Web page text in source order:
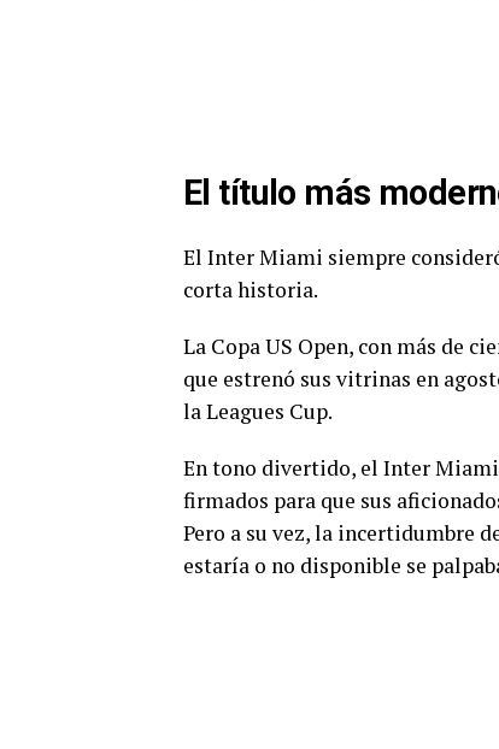
El título más
El Inter Miami siempre
corta historia.
La Copa US Open, con más de
que estrenó sus vitrinas en
la Leagues Cup.
En tono divertido, el Inter
firmados para que sus
Pero a su vez, la incertidumbre
estaría o no disponible se